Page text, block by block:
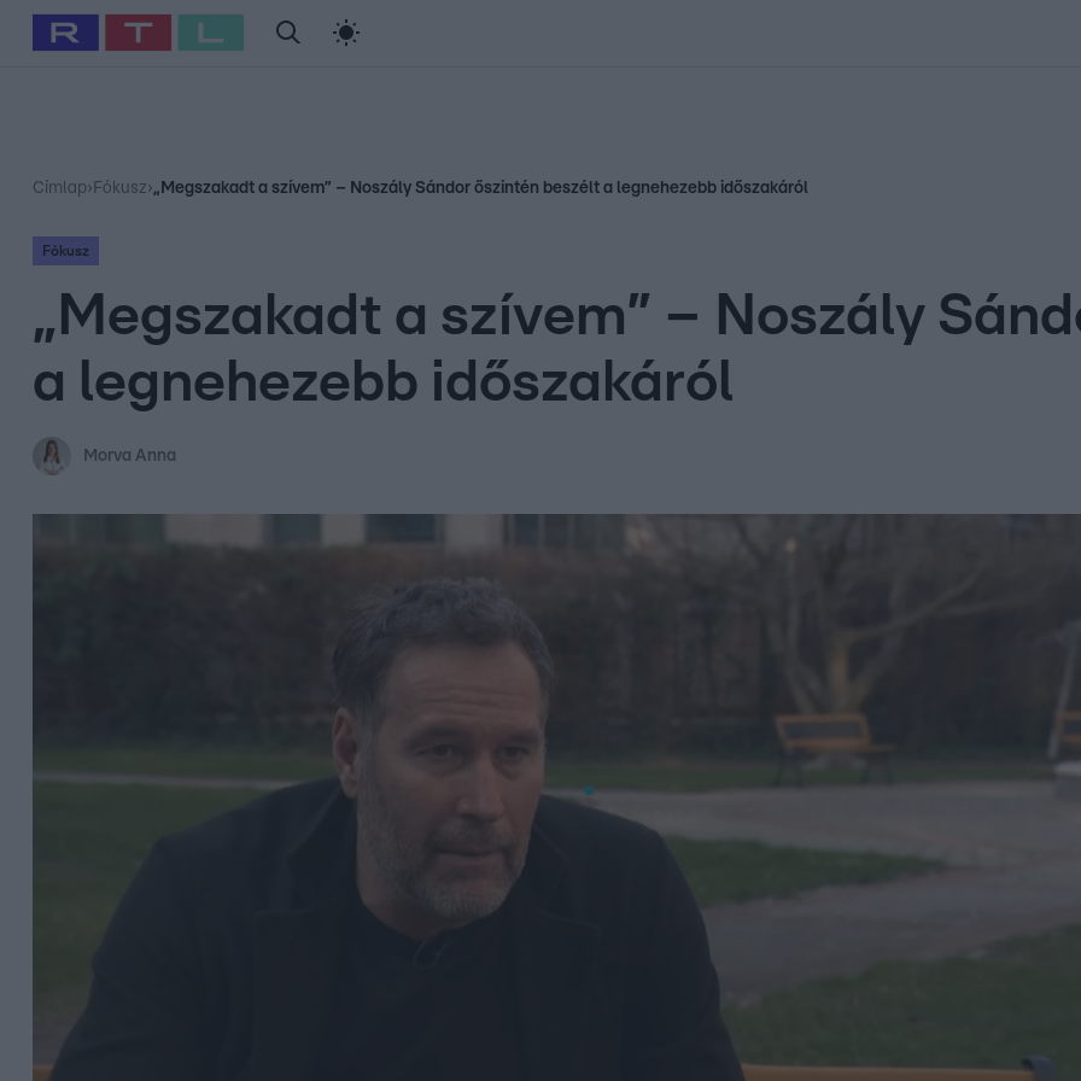
Babits Marcella Szellő István Most Wanted
Címlap› Fókusz›„Megszakadt a szívem” – Noszály Sándor őszintén beszélt a legnehezebb időszakáról
Fókusz
„Megszakadt a szívem” – Noszály
a legnehezebb időszakáról
Morva Anna